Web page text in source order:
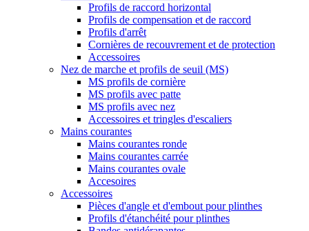
Profils de raccord horizontal
Profils de compensation et de raccord
Profils d'arrêt
Cornières de recouvrement et de protection
Accessoires
Nez de marche et profils de seuil (MS)
MS profils de cornière
MS profils avec patte
MS profils avec nez
Accessoires et tringles d'escaliers
Mains courantes
Mains courantes ronde
Mains courantes carrée
Mains courantes ovale
Accesoires
Accessoires
Pièces d'angle et d'embout pour plinthes
Profils d'étanchéité pour plinthes